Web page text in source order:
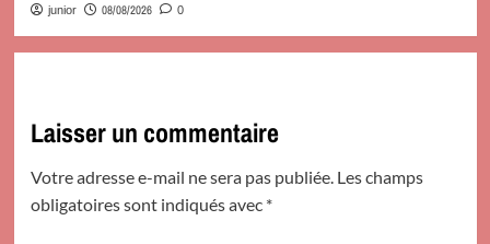
junior 08/08/2026 0
Laisser un commentaire
Votre adresse e-mail ne sera pas publiée. Les champs
obligatoires sont indiqués avec *